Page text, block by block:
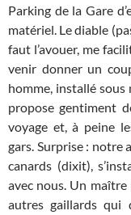
Parking de la Gare
matériel. Le diable
faut l’avouer, me
venir donner un
homme, installé
propose gentiment
voyage et, à peine
gars. Surprise : notre
canards (dixit),
avec nous. Un
autres gaillards qui